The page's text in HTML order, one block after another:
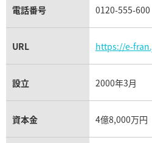
SV800 ロサンゼルスオリ
ンピック記念1ドル銀貨
電話番号 0120-555-600
URL https://e-
設立 2000年3月
資本金 4億8,000万円